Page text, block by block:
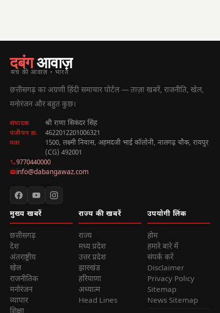
दबंगआवाज़
सच की आवाज़ • भारत
छत्तीसगढ़ का अग्रणी हिंदी समाचार पोर्टल — ताज़ा खबरें, राजनीति, खेल,
मनोरंजन और बहुत कुछ।
संपादक श्री राणा सिकंदर सिंह
पंजीयन क्र. 4622012201006321
पता
1500, लक्ष्मी निवास, अहमदजी भाई कॉलोनी, नालगढ़ चौक, रायपुर
(CG) 492001
9770440000
info@dabangawaz.com
मुख्य खबरें
छत्तीसगढ़
देश
अंतराष्ट्रीय
खेल
राजनीतिक
मनोरंजन
व्यापार
राज्य की खबरें
राज्य
मध्य प्रदेश
उत्तर प्रदेश
झारखंड
हरियाणा
अध्यात्म
Head Lines
उपयोगी लिंक
होम
हमारे बारे में
संपर्क करें
Disclaimer
Privacy Policy
Sitemap
News Sitemap